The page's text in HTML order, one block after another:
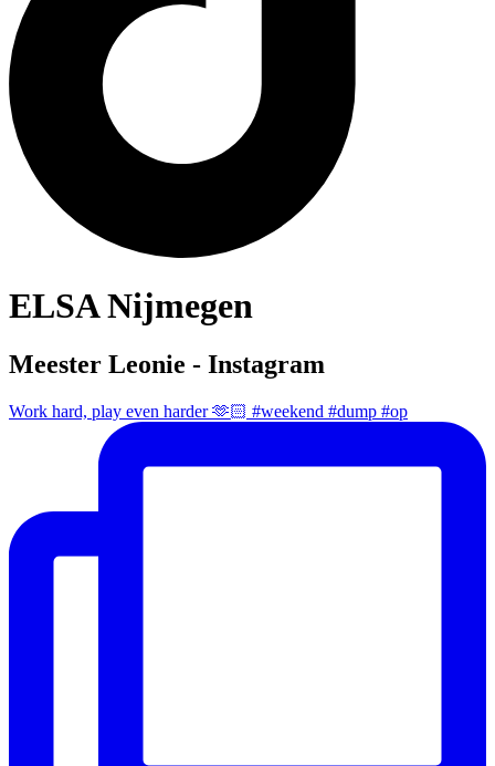
ELSA Nijmegen
Meester Leonie - Instagram
Work hard, play even harder 🫶🏻 #weekend #dump #op